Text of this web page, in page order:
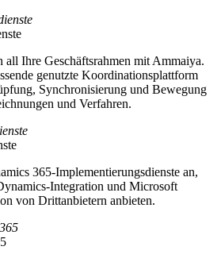
all Ihre Geschäftsrahmen mit Ammaiya.
genutzte Koordinationsplattform
Synchronisierung und Bewegung
und Verfahren.
365-Implementierungsdienste an,
Integration und Microsoft
von Drittanbietern anbieten.